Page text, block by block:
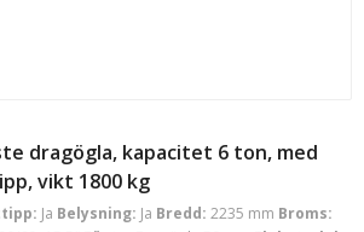
dragögla, kapacitet 6 ton, med
vikt 1800 kg
Ja Belysning: Ja Bredd: 2235 mm Broms: